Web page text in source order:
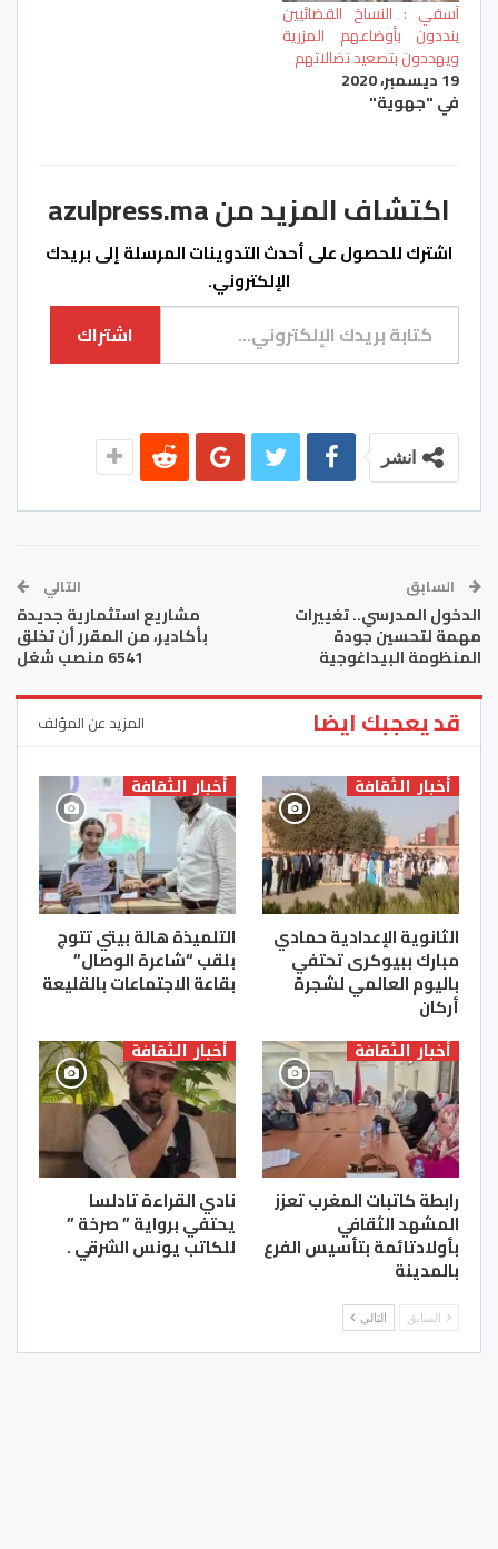
آسفي : النساخ القضائيين
ينددون بأوضاعهم المزرية
ويهددون بتصعيد نضالاتهم
19 ديسمبر، 2020
في "جهوية"
اكتشاف المزيد من azulpress.ma
اشترك للحصول على أحدث التدوينات المرسلة إلى بريدك
الإلكتروني.
كتابة بريدك الإلكتروني...
اشتراك
انشر
السابق
الدخول المدرسي.. تغييرات
مهمة لتحسين جودة
المنظومة البيداغوجية
التالي
مشاريع استثمارية جديدة
بأكادير، من المقرر أن تخلق
6541 منصب شغل
قد يعجبك ايضا المزيد عن المؤلف
أخبار الثقافة
الثانوية الإعدادية حمادي
مبارك ببيوكرى تحتفي
باليوم العالمي لشجرة
أركان
أخبار الثقافة
التلميذة هالة بيتي تتوج
بلقب “شاعرة الوصال”
بقاعة الاجتماعات بالقليعة
أخبار الثقافة
رابطة كاتبات المغرب تعزز
المشهد الثقافي
بأولادتائمة بتأسيس الفرع
بالمدينة
أخبار الثقافة
نادي القراءة تادلسا
يحتفي برواية ” صرخة ”
للكاتب يونس الشرقي .
السابق التالي